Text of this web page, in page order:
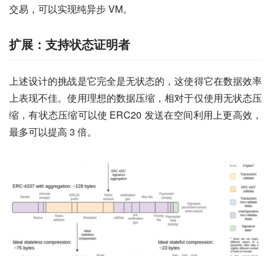
交易，可以实现纯异步 VM。
扩展：支持状态证明者
上述设计的挑战是它完全是无状态的，这使得它在数据效率
上表现不佳。使用理想的数据压缩，相对于仅使用无状态压
缩，有状态压缩可以使 ERC20 发送在空间利用上更高效，
最多可以提高 3 倍。